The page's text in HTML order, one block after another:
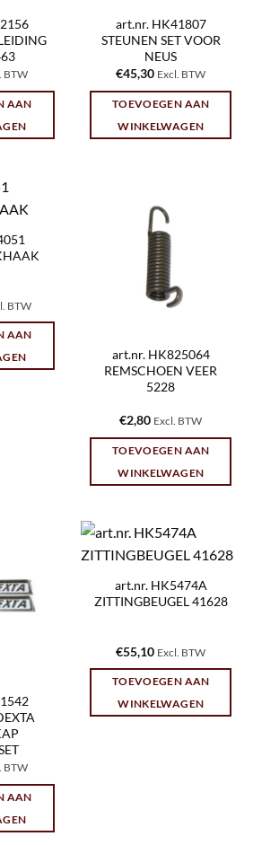
BTW
AAN
art.nr. HK41807
STEUNEN SET VOOR
NEUS
€45,30 Excl. BTW
TOEVOEGEN AAN
WINKELWAGEN
BTW
AAN
art.nr. HK825064
REMSCHOEN VEER
5228
€2,80 Excl. BTW
TOEVOEGEN AAN
WINKELWAGEN
BTW
AAN
art.nr. HK5474A
ZITTINGBEUGEL 41628
€55,10 Excl. BTW
TOEVOEGEN AAN
WINKELWAGEN